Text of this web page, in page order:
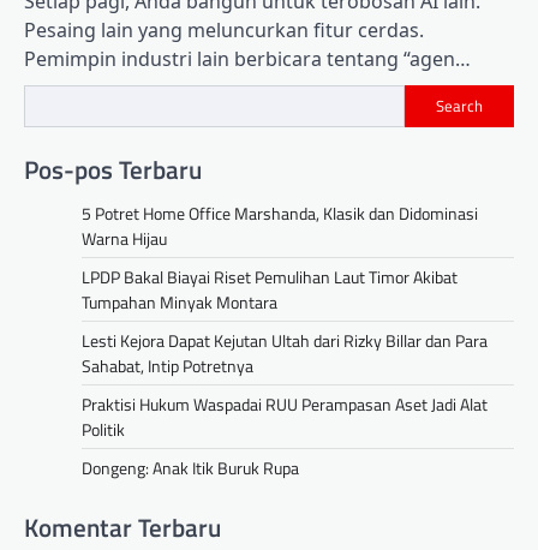
Pesaing lain yang meluncurkan fitur cerdas.
Pemimpin industri lain berbicara tentang “agen…
Search
Pos-pos Terbaru
5 Potret Home Office Marshanda, Klasik dan Didominasi
Warna Hijau
LPDP Bakal Biayai Riset Pemulihan Laut Timor Akibat
Tumpahan Minyak Montara
Lesti Kejora Dapat Kejutan Ultah dari Rizky Billar dan Para
Sahabat, Intip Potretnya
Praktisi Hukum Waspadai RUU Perampasan Aset Jadi Alat
Politik
Dongeng: Anak Itik Buruk Rupa
Komentar Terbaru